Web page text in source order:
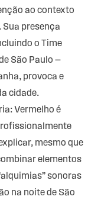
ao contexto
presença
o Time
São Paulo —
provoca e
cidade.
Vermelho é
mesmo que
elementos
sonoras
na noite de São